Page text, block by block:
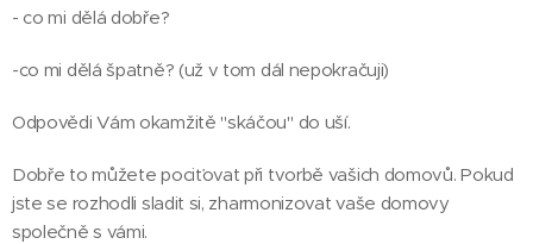
- co mi dělá dobře?
-co mi dělá špatně? (už v tom dál nepokračuji)
Odpovědi Vám okamžitě "skáčou" do uší.
Dobře to můžete pociťovat při tvorbě vašich domovů. Pokud
jste se rozhodli sladit si, zharmonizovat vaše domovy
společně s vámi.